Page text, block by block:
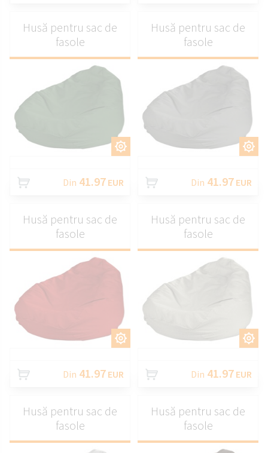
PERSONALIZAȚI
Husă pentru sac de
fasole
Din 41.97 EUR
PERSONALIZAȚI
Husă pentru sac de
fasole
Din 41.97 EUR
PERSONALIZAȚI
Husă pentru sac de
fasole
Din 41.97 EUR
PERSONALIZAȚI
Husă pentru sac de
fasole
Din 41.97 EUR
Husă pentru sac de
fasole
Husă pentru sac de
fasole